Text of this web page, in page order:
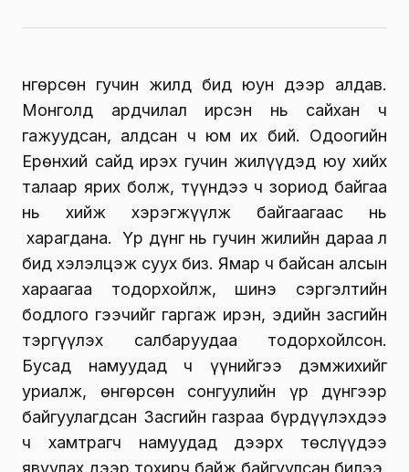
Өнгөрсөн гучин жилд бид юун дээр алдав.
Монголд ардчилал ирсэн нь сайхан ч
гажуудсан, алдсан ч юм их бий. Одоогийн
Ерөнхий сайд ирэх гучин жилүүдэд юу хийх
талаар ярих болж, түүндээ ч зориод байгаа
нь хийж хэрэгжүүлж байгаагаас нь
харагдана. Үр дүнг нь гучин жилийн дараа л
бид хэлэлцэж суух биз. Ямар ч байсан алсын
хараагаа тодорхойлж, шинэ сэргэлтийн
бодлого гээчийг гаргаж ирэн, эдийн засгийн
тэргүүлэх салбаруудаа тодорхойлсон.
Бусад намуудад ч үүнийгээ дэмжихийг
уриалж, өнгөрсөн сонгуулийн үр дүнгээр
байгуулагдсан Засгийн газраа бүрдүүлэхдээ
ч хамтрагч намуудад дээрх төслүүдээ
явуулах дээр тохирч байж байгуулсан билээ.